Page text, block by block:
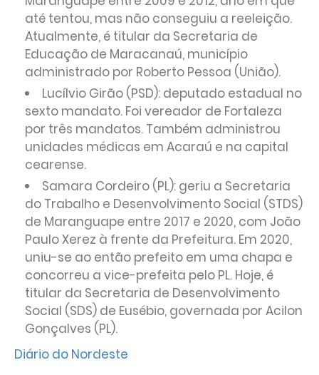
até tentou, mas não conseguiu a reeleição.
Atualmente, é titular da Secretaria de
Educação de Maracanaú, município
administrado por Roberto Pessoa (União).
Lucílvio Girão (PSD): deputado estadual no
sexto mandato. Foi vereador de Fortaleza
por três mandatos. Também administrou
unidades médicas em Acaraú e na capital
cearense.
Samara Cordeiro (PL): geriu a Secretaria
do Trabalho e Desenvolvimento Social (STDS)
de Maranguape entre 2017 e 2020, com João
Paulo Xerez à frente da Prefeitura. Em 2020,
uniu-se ao então prefeito em uma chapa e
concorreu a vice-prefeita pelo PL. Hoje, é
titular da Secretaria de Desenvolvimento
Social (SDS) de Eusébio, governada por Acilon
Gonçalves (PL).
Diário do Nordeste